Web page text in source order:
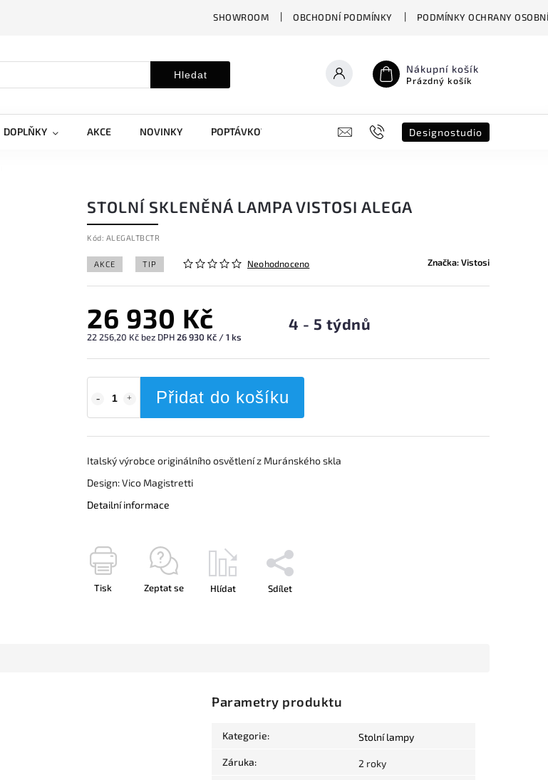
SHOWROOM OBCHODNÍ PODMÍNKY PODMÍNKY OCHRANY
Hledat Nákupní košík
Prázdný košík
DOPLŇKY AKCE NOVINKY POPTÁVKOVÝ FORMULÁŘ B2B SHOWROOM
Designostudio
STOLNÍ SKLENĚNÁ LAMPA VISTOSI ALEGA
Kód: ALEGALTBCTR
AKCE TIP Neohodnoceno Značka:Vistosi
26 930 Kč
22 256,20 Kč bez DPH26 930 Kč / 1 ks
4 - 5 týdnů
Přidat do košíku
Italský výrobce originálního osvětlení z Muránského skla
Design: Vico Magistretti
Detailní informace
Tisk Zeptat se Hlídat Sdílet
Parametry produktu
Kategorie: Stolní lampy
Záruka: 2 roky